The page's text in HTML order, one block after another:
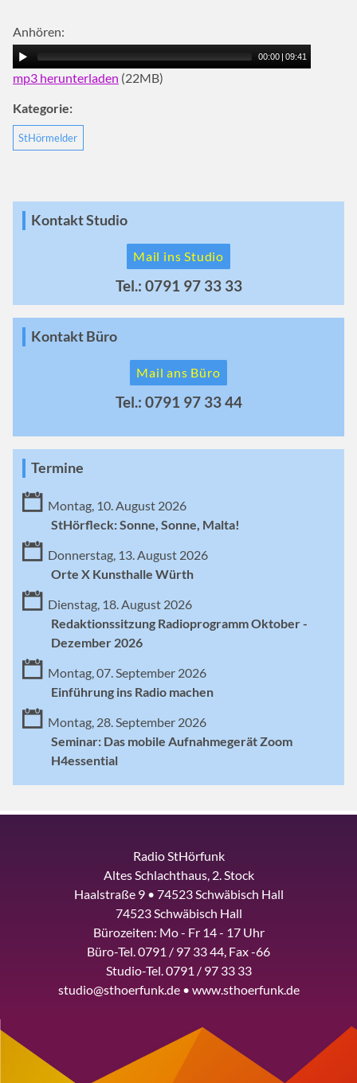
Anhören:
00:00 | 09:41
mp3 herunterladen (22MB)
Kategorie:
StHörmelder
Kontakt Studio
Mail ins Studio
Tel.: 0791 97 33 33
Kontakt Büro
Mail ans Büro
Tel.: 0791 97 33 44
Termine
Montag, 10. August 2026
StHörfleck: Sonne, Sonne, Malta!
Donnerstag, 13. August 2026
Orte X Kunsthalle Würth
Dienstag, 18. August 2026
Redaktionssitzung Radioprogramm Oktober -
Dezember 2026
Montag, 07. September 2026
Einführung ins Radio machen
Montag, 28. September 2026
Seminar: Das mobile Aufnahmegerät Zoom
H4essential
Radio StHörfunk
Altes Schlachthaus, 2. Stock
Haalstraße 9 • 74523 Schwäbisch Hall
74523 Schwäbisch Hall
Bürozeiten: Mo - Fr 14 - 17 Uhr
Büro-Tel. 0791 / 97 33 44, Fax -66
Studio-Tel. 0791 / 97 33 33
studio@sthoerfunk.de • www.sthoerfunk.de